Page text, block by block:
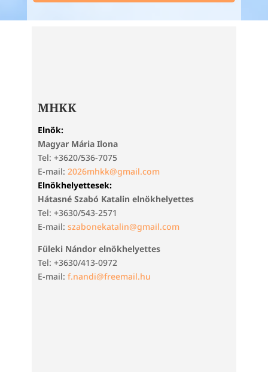
MHKK
Elnök:
Magyar Mária Ilona
Tel: +3620/536-7075
E-mail: 2026mhkk@gmail.com
Elnökhelyettesek:
Hátasné Szabó Katalin elnökhelyettes
Tel: +3630/543-2571
E-mail: szabonekatalin@gmail.com
Füleki Nándor elnökhelyettes
Tel: +3630/413-0972
E-mail: f.nandi@freemail.hu